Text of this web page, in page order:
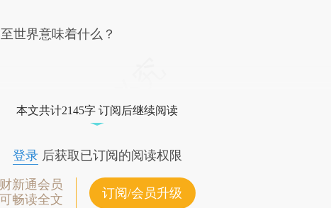
世界意味着什么？
本文共计2145字 订阅后继续阅读
登录后获取已订阅的阅读权限
财新通会员
可畅读全文
订阅/会员升级